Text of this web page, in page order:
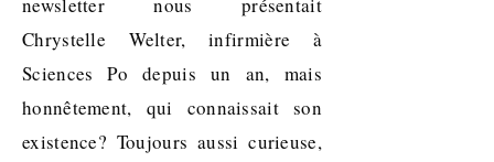
Chrystelle Welter, infirmière à
Sciences Po depuis un an, mais
honnêtement, qui connaissait son
existence? Toujours aussi curieuse,